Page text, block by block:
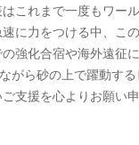
これまで一度もワー
に力をつける中、こ
強化合宿や海外遠征
がら砂の上で躍動す
支援を心よりお願い申